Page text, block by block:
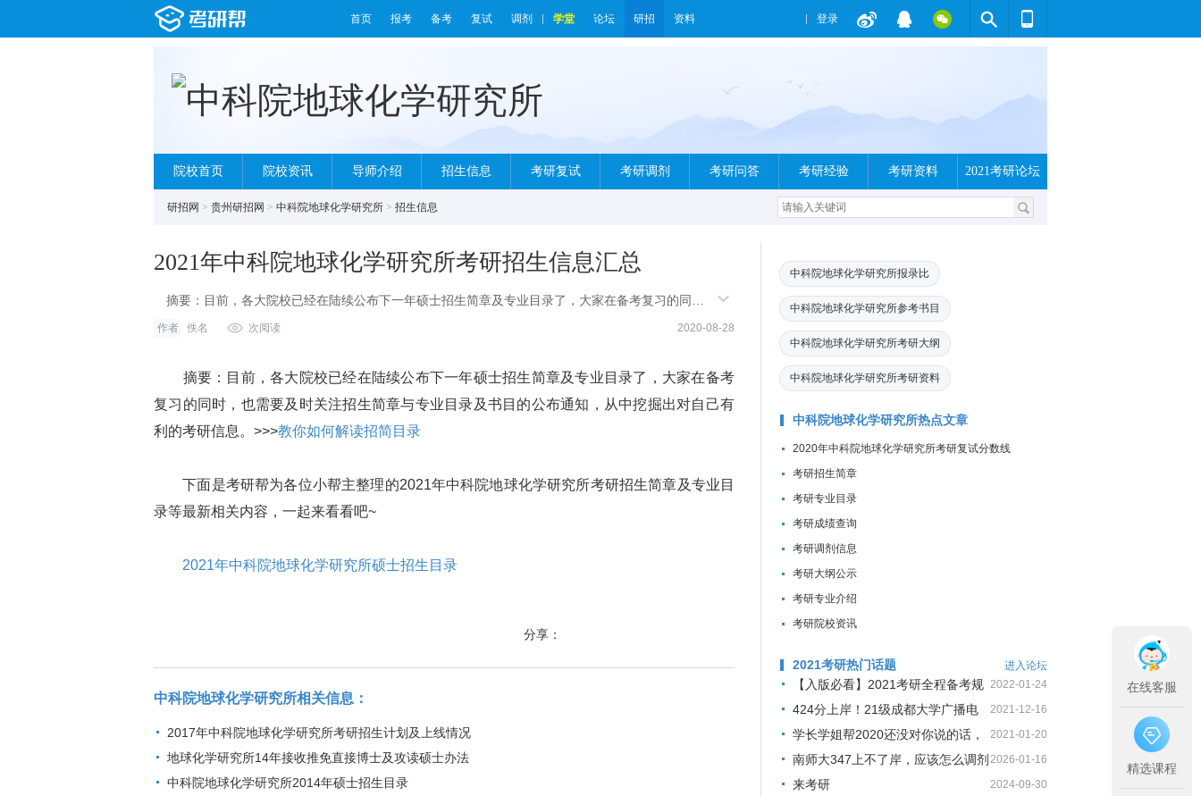
首页 报考 备考 复试 调剂 学堂 论坛 研招 资料 登录
院校首页 院校资讯 导师介绍 招生信息 考研复试 考研调剂 考研问答 考研经验 考研资料 2021考研论坛
研招网 > 贵州研招网 > 中科院地球化学研究所 > 招生信息
2021年中科院地球化学研究所考研招生信息汇总
摘要：目前，各大院校已经在陆续公布下一年硕士招生简章及专业目录了，大家在备考复习的同
>>>教你如何解读招简目录
作者 佚名 次阅读 2020-08-28
摘要：目前，各大院校已经在陆续公布下一年硕士招生简章及专业目录了，大家在备考
复习的同时，也需要及时关注招生简章与专业目录及书目的公布通知，从中挖掘出对自己有
利的考研信息。>>>教你如何解读招简目录
下面是考研帮为各位小帮主整理的2021年中科院地球化学研究所考研招生简章及专业目
录等最新相关内容，一起来看看吧~
2021年中科院地球化学研究所硕士招生目录
分享：
中科院地球化学研究所相关信息：
2017年中科院地球化学研究所考研招生计划及上线情况
地球化学研究所14年接收推免直接博士及攻读硕士办法
中科院地球化学研究所2014年硕士招生目录
中科院地球化学研究所报录比
中科院地球化学研究所参考书目
中科院地球化学研究所考研大纲
中科院地球化学研究所考研资料
中科院地球化学研究所热点文章
2020年中科院地球化学研究所考研复试分数线
考研招生简章
考研专业目录
考研成绩查询
考研调剂信息
考研大纲公示
考研专业介绍
考研院校资讯
2021考研热门话题
进入论坛
2022-01-24
【入版必看】2021考研全程备考规
划！
2021-12-16
424分上岸！21级成都大学广播电
视第1名三跨二战上岸经
2021-01-20
学长学姐帮2020还没对你说的话，
今天这就告诉你
2026-01-16
南师大347上不了岸，应该怎么调剂
2024-09-30
来考研
在线客服
精选课程